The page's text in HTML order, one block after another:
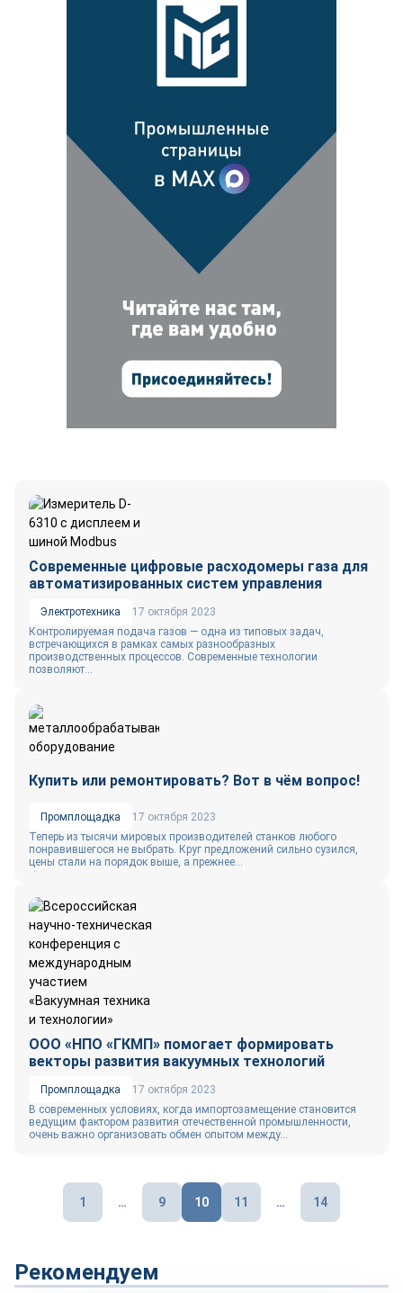
Современные цифровые расходомеры газа для
автоматизированных систем управления
Электротехника
17 октября 2023
Контролируемая подача газов — одна из типовых задач,
встречающихся в рамках самых разнообразных
производственных процессов. Современные технологии
позволяют...
Купить или ремонтировать? Вот в чём вопрос!
Промплощадка
17 октября 2023
Теперь из тысячи мировых производителей станков любого
понравившегося не выбрать. Круг предложений сильно сузился,
цены стали на порядок выше, а прежнее...
ООО «НПО «ГКМП» помогает формировать
векторы развития вакуумных технологий
Промплощадка
17 октября 2023
В современных условиях, когда импортозамещение становится
ведущим фактором развития отечественной промышленности,
очень важно организовать обмен опытом между...
Пагинация
записей
1 … 9 10 11 … 14
Рекомендуем